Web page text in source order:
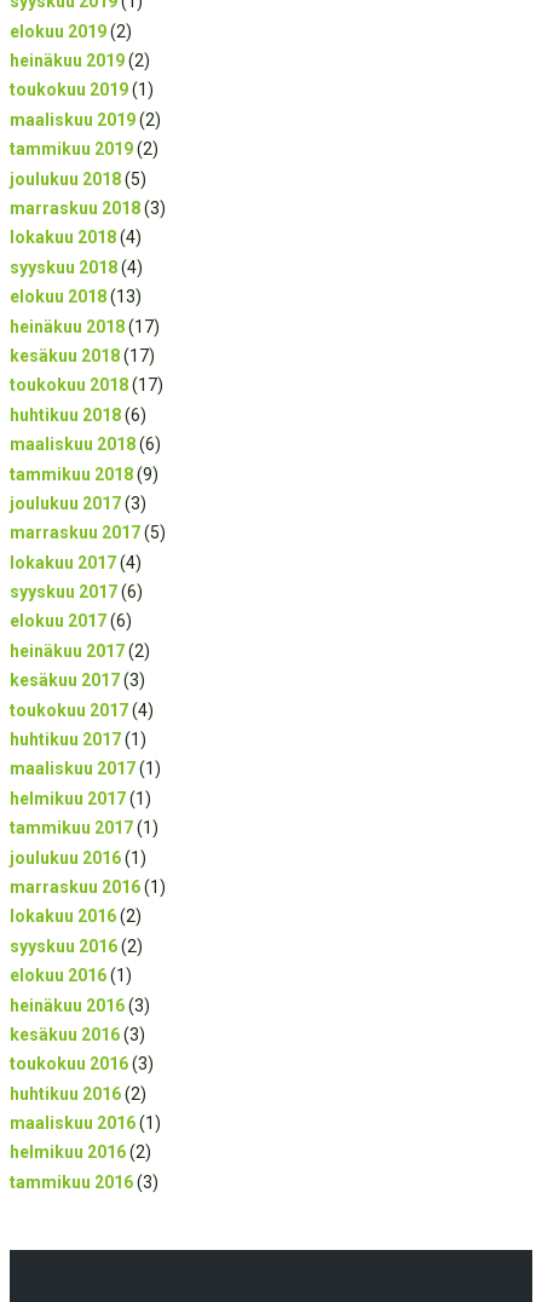
elokuu 2019(2)
heinäkuu 2019(2)
toukokuu 2019(1)
maaliskuu 2019(2)
tammikuu 2019(2)
joulukuu 2018(5)
marraskuu 2018(3)
lokakuu 2018(4)
syyskuu 2018(4)
elokuu 2018(13)
heinäkuu 2018(17)
kesäkuu 2018(17)
toukokuu 2018(17)
huhtikuu 2018(6)
maaliskuu 2018(6)
tammikuu 2018(9)
joulukuu 2017(3)
marraskuu 2017(5)
lokakuu 2017(4)
syyskuu 2017(6)
elokuu 2017(6)
heinäkuu 2017(2)
kesäkuu 2017(3)
toukokuu 2017(4)
huhtikuu 2017(1)
maaliskuu 2017(1)
helmikuu 2017(1)
tammikuu 2017(1)
joulukuu 2016(1)
marraskuu 2016(1)
lokakuu 2016(2)
syyskuu 2016(2)
elokuu 2016(1)
heinäkuu 2016(3)
kesäkuu 2016(3)
toukokuu 2016(3)
huhtikuu 2016(2)
maaliskuu 2016(1)
helmikuu 2016(2)
tammikuu 2016(3)